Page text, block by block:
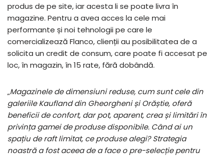
produs de pe site, iar acesta li se poate livra în
magazine. Pentru a avea acces la cele mai
performante și noi tehnologii pe care le
comercializează Flanco, clienții au posibilitatea de a
solicita un credit de consum, care poate fi accesat pe
loc, în magazin, în 15 rate, fără dobândă.
„Magazinele de dimensiuni reduse, cum sunt cele din
galeriile Kaufland din Gheorgheni și Orăștie, oferă
beneficii de confort, dar pot, aparent, crea și limitări în
privința gamei de produse disponibile. Când ai un
spațiu de raft limitat, ce produse alegi? Strategia
noastră a fost aceea de a face o pre-selecție pentru